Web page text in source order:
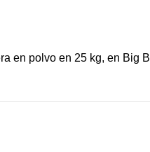
en polvo en 25 kg, en Big